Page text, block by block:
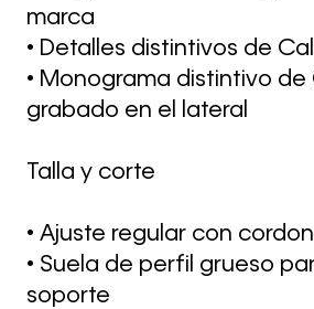
marca
• Detalles distintivos de
• Monograma distintivo de
grabado en el lateral
Talla y corte
• Ajuste regular con
• Suela de perfil grueso
soporte